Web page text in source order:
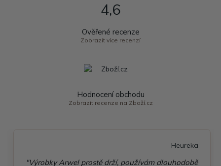
4,6
Ověřené recenze
Zobrazit více recenzí
Hodnocení obchodu
Zobrazit recenze na Zboží.cz
Heureka
"Výrobky Arwel prostě drží, používám dlouhodobě